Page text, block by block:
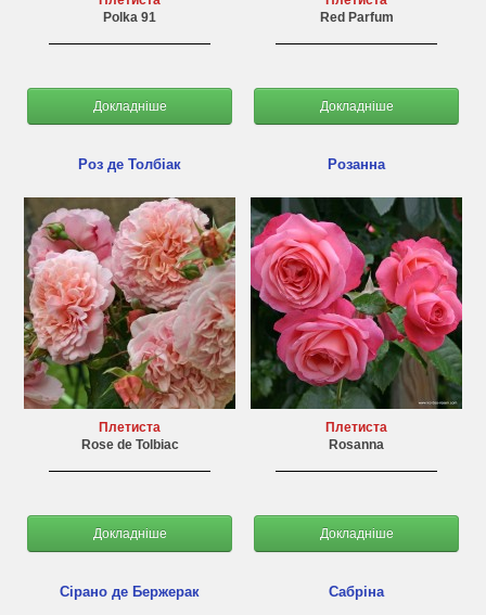
Polka 91
Докладніше
Red Parfum
Докладніше
Роз де Толбіак
Плетиста
Rose de Tolbiac
Докладніше
Розанна
Плетиста
Rosanna
Докладніше
Сірано де Бержерак Сабріна